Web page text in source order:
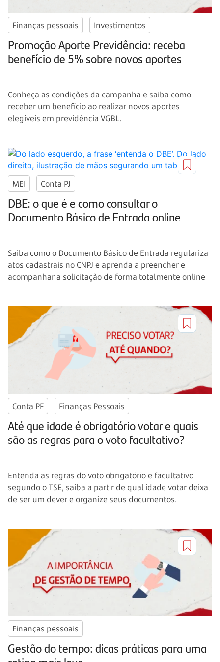
Finanças pessoais Investimentos
Promoção Aporte Previdência: receba
benefício de 5% sobre novos aportes
Conheça as condições da campanha e saiba como
receber um benefício ao realizar novos aportes
elegíveis em previdência VGBL.
MEI Conta PJ
DBE: o que é e como consultar o
Documento Básico de Entrada online
Saiba como o Documento Básico de Entrada regulariza
atos cadastrais no CNPJ e aprenda a preencher e
acompanhar a solicitação de forma totalmente online
Conta PF Finanças Pessoais
Até que idade é obrigatório votar e quais
são as regras para o voto facultativo?
Entenda as regras do voto obrigatório e facultativo
segundo o TSE, saiba a partir de qual idade votar deixa
de ser um dever e organize seus documentos.
Finanças pessoais
Gestão do tempo: dicas práticas para uma